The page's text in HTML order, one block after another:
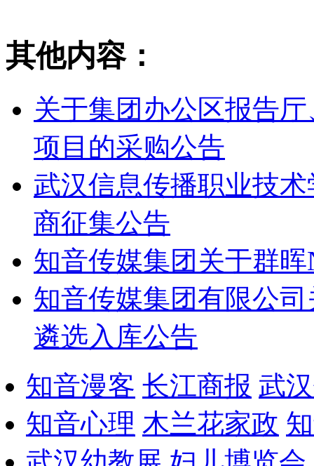
其他内容：
关于集团办公区报告
项目的采购公告
武汉信息传播职业技
商征集公告
知音传媒集团关于群
知音传媒集团有限公
遴选入库公告
知音漫客 长江商报 武
知音心理 木兰花家政